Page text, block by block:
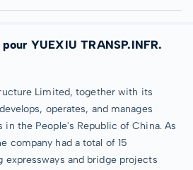
YUEXIU TRANSP.INFR.
Limited, together with its
operates, and manages
in the People's Republic of China. As
company had a total of 15
and bridge projects